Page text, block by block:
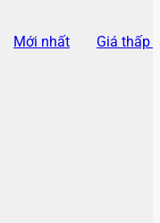
Mới nhất Giá thấp